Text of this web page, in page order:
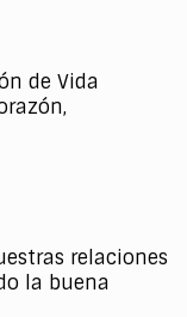
de Vida
relaciones
la buena